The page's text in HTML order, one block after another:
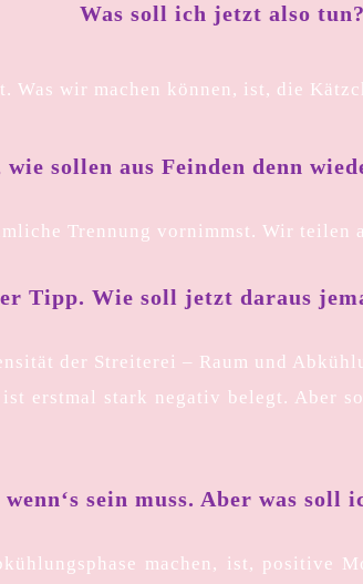
Was soll ich jetzt also tun?
wir machen können, ist, die
sollen aus Feinden denn
Trennung vornimmst. Wir teilen
Tipp. Wie soll jetzt daraus
der Streiterei – Raum und
erstmal stark negativ belegt. Aber
sein muss. Aber was soll
machen, ist, positive